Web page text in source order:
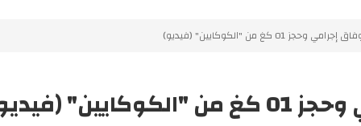
01 كغ من "الكوكايين" (فيديو)
(فيديو)